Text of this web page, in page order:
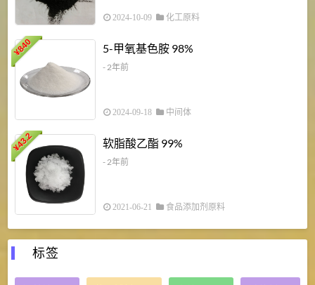
2024-10-09 化工原料
¥
840 5-甲氧基色胺 98%
- 2年前
2024-09-18 中间体
¥
43.2 软脂酸乙酯 99%
- 2年前
2021-06-21 食品添加剂原料
标签